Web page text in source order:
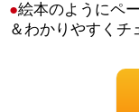
●絵本のようにペ
＆わかりやすくチ